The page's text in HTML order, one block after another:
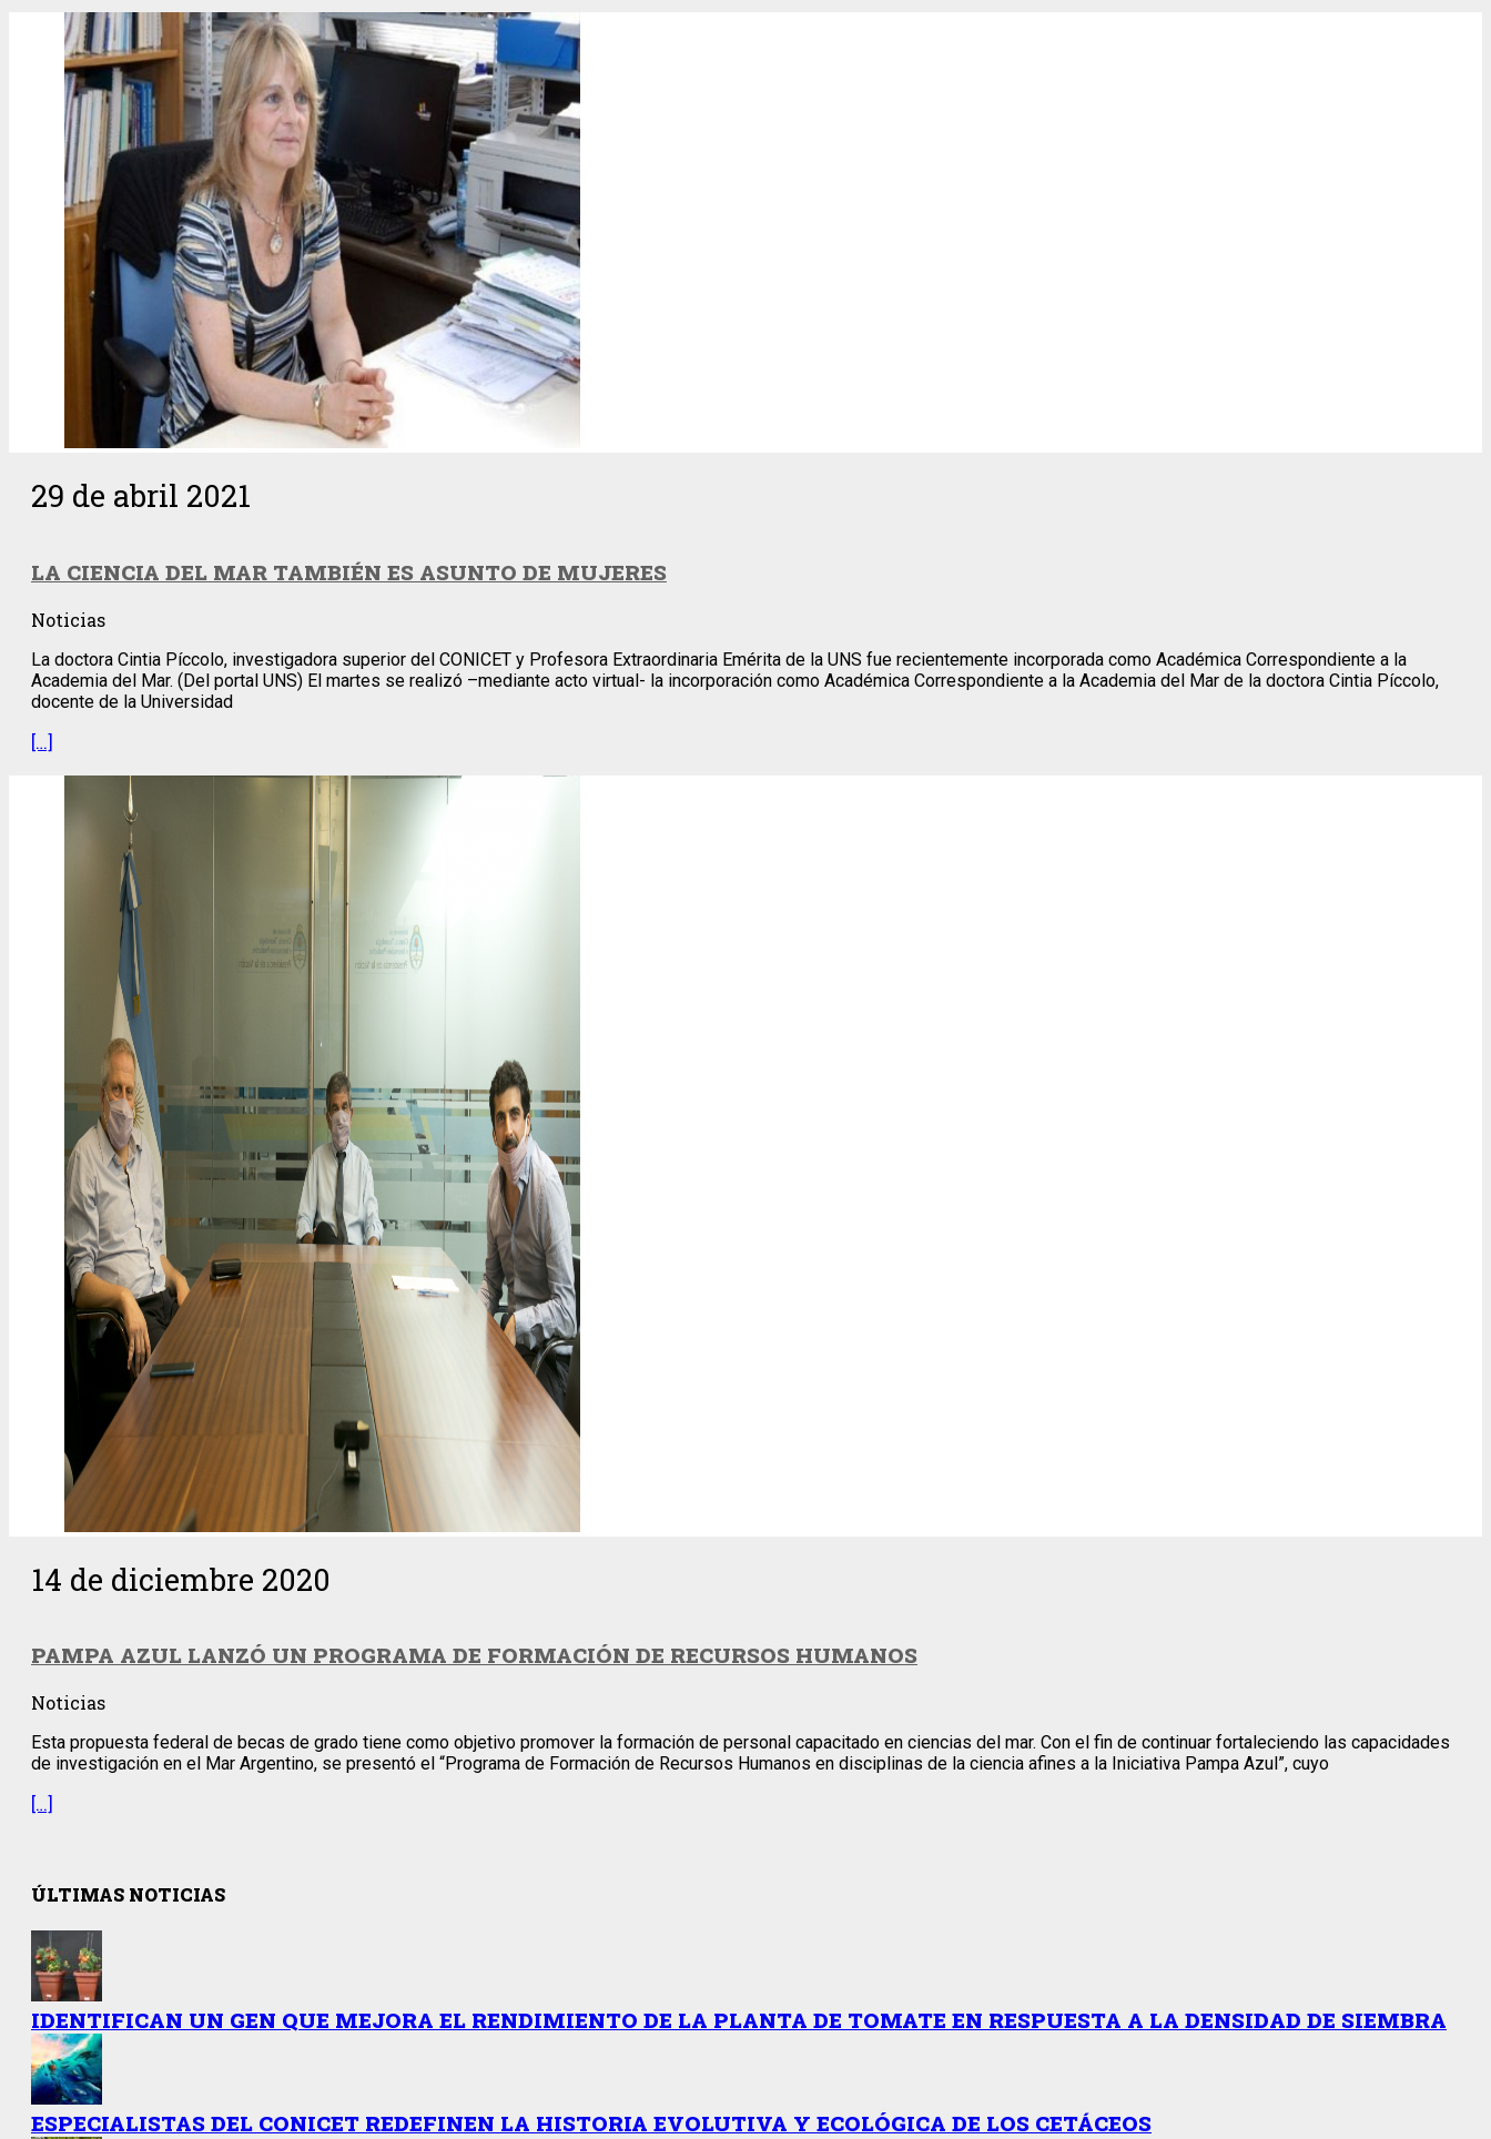
29 de abril 2021
LA CIENCIA DEL MAR TAMBIÉN ES ASUNTO DE MUJERES
Noticias
La doctora Cintia Píccolo, investigadora superior del CONICET y Profesora Extraordinaria Emérita de la UNS fue recientemente incorporada como Académica Correspondiente a la
Academia del Mar. (Del portal UNS) El martes se realizó –mediante acto virtual- la incorporación como Académica Correspondiente a la Academia del Mar de la doctora Cintia Píccolo,
docente de la Universidad
[…]
14 de diciembre 2020
PAMPA AZUL LANZÓ UN PROGRAMA DE FORMACIÓN DE RECURSOS HUMANOS
Noticias
Esta propuesta federal de becas de grado tiene como objetivo promover la formación de personal capacitado en ciencias del mar. Con el fin de continuar fortaleciendo las capacidades
de investigación en el Mar Argentino, se presentó el “Programa de Formación de Recursos Humanos en disciplinas de la ciencia afines a la Iniciativa Pampa Azul”, cuyo
[…]
ÚLTIMAS NOTICIAS
IDENTIFICAN UN GEN QUE MEJORA EL RENDIMIENTO DE LA PLANTA DE TOMATE EN RESPUESTA A LA DENSIDAD DE SIEMBRA
ESPECIALISTAS DEL CONICET REDEFINEN LA HISTORIA EVOLUTIVA Y ECOLÓGICA DE LOS CETÁCEOS